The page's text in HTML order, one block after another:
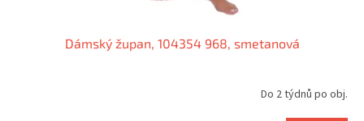
Dámský župan, 104354 968, smetanová
Do 2 týdnů po obj.